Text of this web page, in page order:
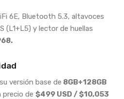
6E, Bluetooth 5.3, altavoces
(L1+L5) y lector de huellas
versión base de 8GB+128GB
precio de $499 USD / $10,053